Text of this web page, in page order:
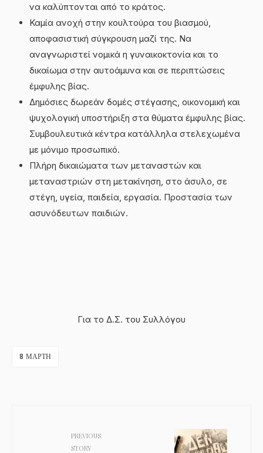
να καλύπτονται από το κράτος.
Καμία ανοχή στην κουλτούρα του βιασμού,
αποφασιστική σύγκρουση μαζί της. Να
αναγνωριστεί νομικά η γυναικοκτονία και το
δικαίωμα στην αυτοάμυνα και σε περιπτώσεις
έμφυλης βίας.
Δημόσιες δωρεάν δομές στέγασης, οικονομική και
ψυχολογική υποστήριξη στα θύματα έμφυλης βίας.
Συμβουλευτικά κέντρα κατάλληλα στελεχωμένα
με μόνιμο προσωπικό.
Πλήρη δικαιώματα των μεταναστών και
μεταναστριών στη μετακίνηση, στο άσυλο, σε
στέγη, υγεία, παιδεία, εργασία. Προστασία των
ασυνόδευτων παιδιών.
Για το Δ.Σ. του Συλλόγου
8 ΜΆΡΤΗ
PREVIOUS
STORY